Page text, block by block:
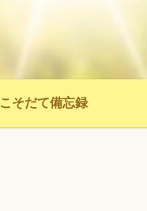
こそだて備忘録